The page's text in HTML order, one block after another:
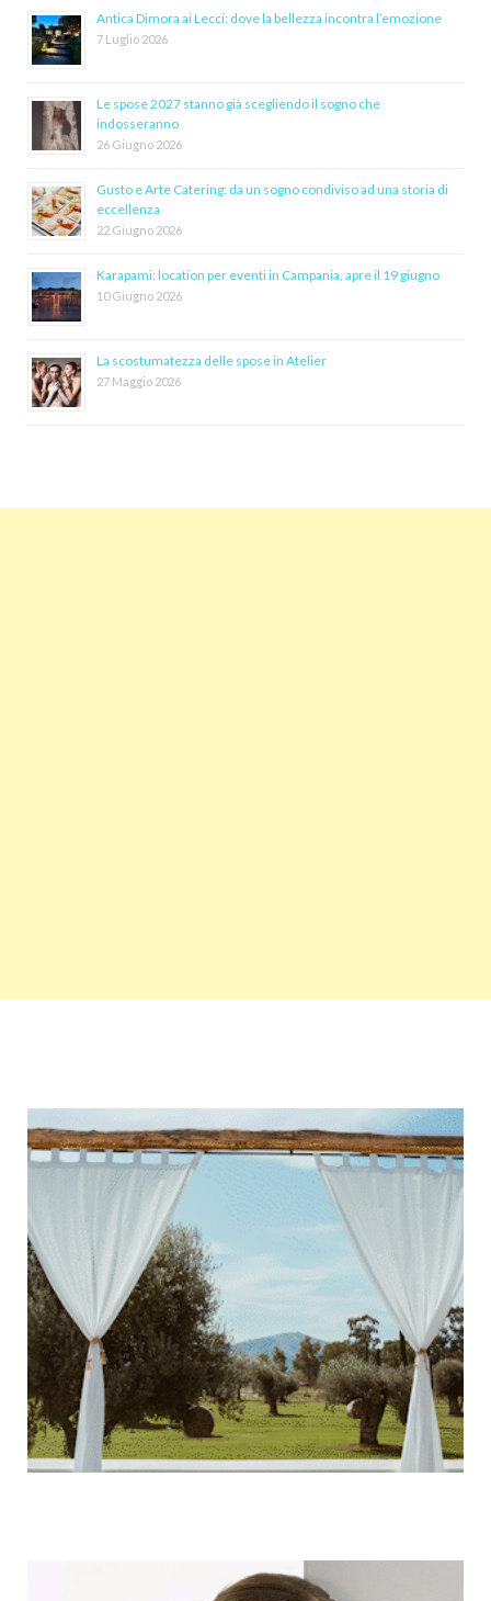
Antica Dimora ai Lecci: dove la bellezza incontra l’emozione
7 Luglio 2026
Le spose 2027 stanno già scegliendo il sogno che
indosseranno
26 Giugno 2026
Gusto e Arte Catering: da un sogno condiviso ad una storia di
eccellenza
22 Giugno 2026
Karapami: location per eventi in Campania, apre il 19 giugno
10 Giugno 2026
La scostumatezza delle spose in Atelier
27 Maggio 2026